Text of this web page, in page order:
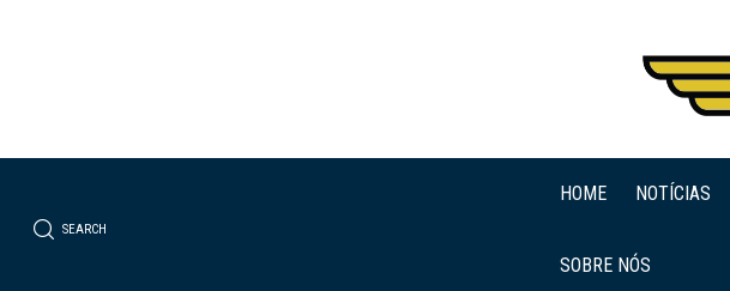
SEARCH
HOME NOTÍCIAS
SOBRE NÓS